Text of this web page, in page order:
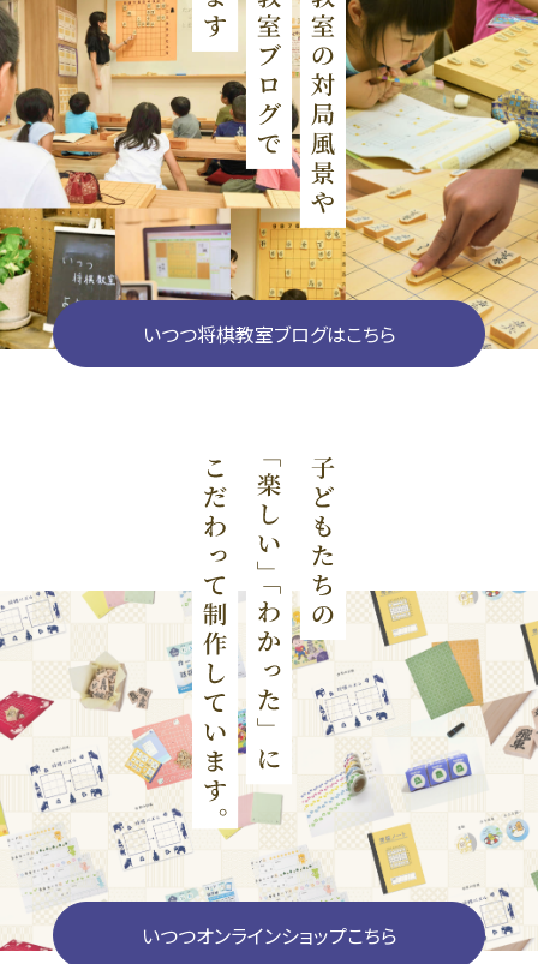
いつつ将棋教室ブログはこちら
いつつオンラインショップこちら